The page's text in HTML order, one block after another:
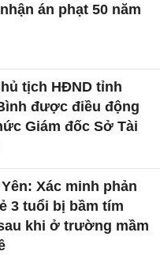
án phạt 50 năm
tịch HĐND tỉnh
được điều động
Giám đốc Sở Tài
Xác minh phản
3 tuổi bị bầm tím
khi ở trường mầm